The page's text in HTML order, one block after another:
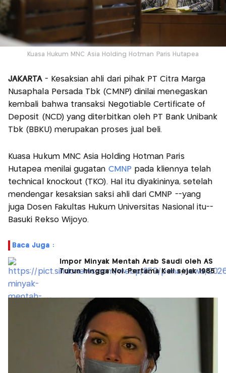
Kuasa Hukum MNC Asia Holding Hotman Paris Hutapea
JAKARTA - Kesaksian ahli dari pihak PT Citra Marga
Nusaphala Persada Tbk (CMNP) dinilai menegaskan
kembali bahwa transaksi Negotiable Certificate of
Deposit (NCD) yang diterbitkan oleh PT Bank Unibank
Tbk (BBKU) merupakan proses jual beli.
Kuasa Hukum MNC Asia Holding Hotman Paris
Hutapea menilai gugatan CMNP pada kliennya telah
technical knockout (TKO). Hal itu diyakininya, setelah
mendengar kesaksian saksi ahli dari CMNP --yang
juga Dosen Fakultas Hukum Universitas Nasional itu--
Basuki Rekso Wijoyo.
Baca Juga :
Impor Minyak Mentah Arab Saudi oleh AS
Turun hingga Nol, Pertama Kali sejak 1985